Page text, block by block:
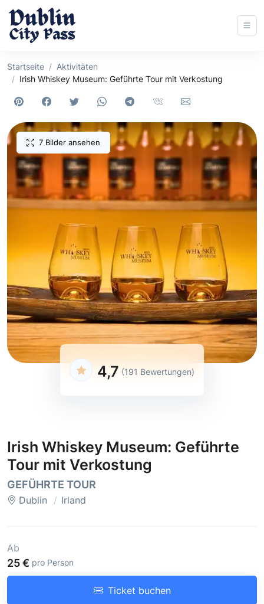
Startseite
Aktivitäten
Irish Whiskey Museum: Geführte Tour mit Verkostung
7 Bilder ansehen
4,7 (191 Bewertungen)
Irish Whiskey Museum: Geführte
Tour mit Verkostung
GEFÜHRTE TOUR
Dublin Irland
Ab
25 € pro Person
Ticket buchen